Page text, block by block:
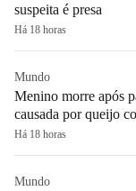
suspeita é presa
Há 18 horas
Mundo
Menino morre após
causada por queijo
Há 18 horas
Mundo